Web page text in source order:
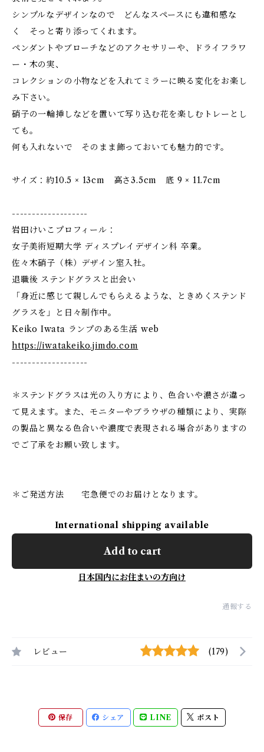
シンプルなデザインなので どんなスペースにも違和感な
く そっと寄り添ってくれます。
ペンダントやブローチなどのアクセサリーや、ドライフラワ
ー・木の実、
コレクションの小物などを入れてミラーに映る変化をお楽し
み下さい。
硝子の一輪挿しなどを置いて写り込む花を楽しむトレーとし
ても。
何も入れないで そのまま飾っておいても魅力的です。
サイズ：約10.5 × 13cm 高さ3.5cm 底 9 × 11.7cm
-------------------
岩田けいこプロフィール：
女子美術短期大学 ディスプレイデザイン科 卒業。
佐々木硝子（株）デザイン室入社。
退職後 ステンドグラスと出会い
「身近に感じて親しんでもらえるような、ときめくステンド
グラスを」と日々制作中。
Keiko Iwata ランプのある生活 web
https://iwatakeiko.jimdo.com
-------------------
＊ステンドグラスは光の入り方により、色合いや濃さが違っ
て見えます。また、モニターやブラウザの種類により、実際
の製品と異なる色合いや濃度で表現される場合がありますの
でご了承をお願い致します。
＊ご発送方法 宅急便でのお届けとなります。
International shipping available
Add to cart
日本国内にお住まいの方向け
通報する
レビュー (179)
保存 シェア LINE ポスト